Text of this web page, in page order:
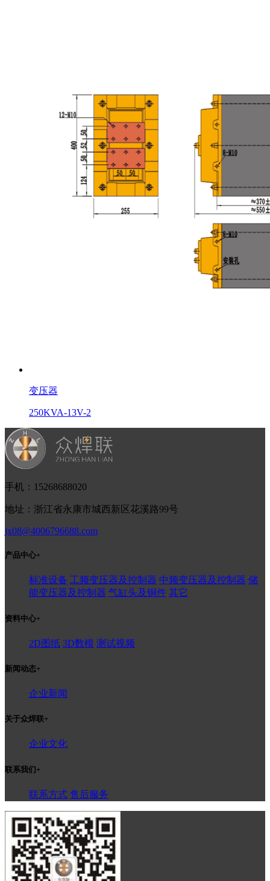
变压器
250KVA-13V-2
手机：15268688020
地址：浙江省永康市城西新区花溪路99号
jx08@4006796688.com
产品中心+
标准设备 工频变压器及控制器 中频变压器及控制器 储
能变压器及控制器 气缸头及铜件 其它
资料中心+
2D图纸 3D数模 测试视频
新闻动态+
企业新闻
关于众焊联+
企业文化
联系我们+
联系方式 售后服务